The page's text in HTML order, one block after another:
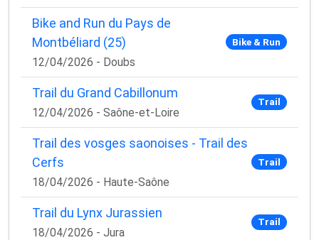
Bike and Run du Pays de
Montbéliard (25)
12/04/2026 - Doubs
Bike & Run
Trail du Grand Cabillonum
12/04/2026 - Saône-et-Loire
Trail
Trail des vosges saonoises - Trail des
Cerfs
18/04/2026 - Haute-Saône
Trail
Trail du Lynx Jurassien
18/04/2026 - Jura
Trail